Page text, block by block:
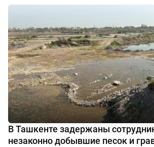
В Ташкенте задержаны
незаконно добывшие песок и